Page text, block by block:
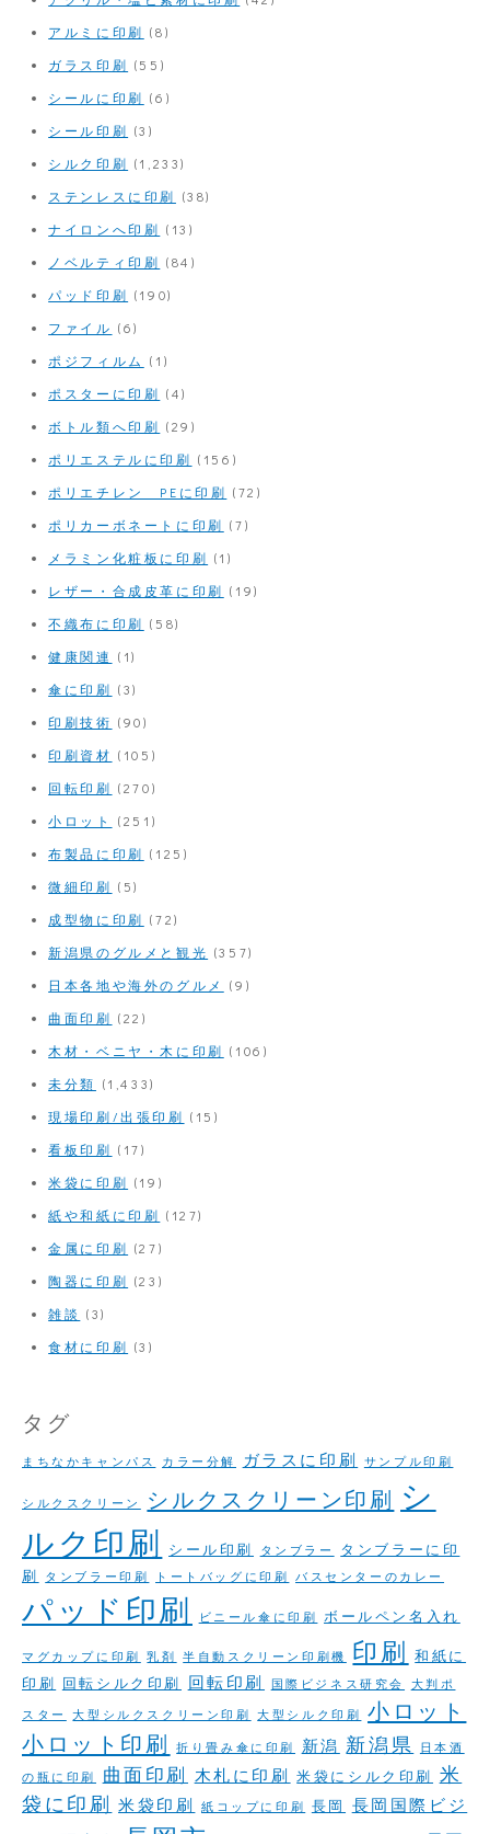
アルミに印刷 (8)
ガラス印刷 (55)
シールに印刷 (6)
シール印刷 (3)
シルク印刷 (1,233)
ステンレスに印刷 (38)
ナイロンへ印刷 (13)
ノベルティ印刷 (84)
パッド印刷 (190)
ファイル (6)
ポジフィルム (1)
ポスターに印刷 (4)
ボトル類へ印刷 (29)
ポリエステルに印刷 (156)
ポリエチレン PEに印刷 (72)
ポリカーボネートに印刷 (7)
メラミン化粧板に印刷 (1)
レザー・合成皮革に印刷 (19)
不織布に印刷 (58)
健康関連 (1)
傘に印刷 (3)
印刷技術 (90)
印刷資材 (105)
回転印刷 (270)
小ロット
(251)
布製品に印刷 (125)
微細印刷 (5)
成型物に印刷 (72)
新潟県のグルメと観光 (357)
日本各地や海外のグルメ
(9)
曲面印刷 (22)
木材・ベニヤ・木に印刷 (106)
未分類 (1,433)
現場印刷/出張印刷 (15)
看板印刷 (17)
米袋に印刷 (19)
紙や和紙に印刷 (127)
金属に印刷 (27)
陶器に印刷 (23)
雑談 (3)
食材に印刷 (3)
タグ
まちなかキャンパス カラー分解 ガラスに印刷 サンプル印刷
シルクスクリーン シルクスクリーン印刷 シ
ルク印刷
シール印刷 タンブラー
タンブラーに印
刷
タンブラー印刷 トートバッグに印刷 バスセンターのカレー
パッド印刷 ビニール傘に印刷 ボールペン名入れ
マグカップに印刷 乳剤 半自動スクリーン印刷機 印刷 和紙に
印刷 回転シルク印刷 回転印刷 国際ビジネス研究会
大判ポ
スター
大型シルクスクリーン印刷 大型シルク印刷
小ロット
小ロット印刷
折り畳み傘に印刷 新潟 新潟県
日本酒
の瓶に印刷
曲面印刷 木札に印刷 米袋にシルク印刷 米
袋に印刷 米袋印刷 紙コップに印刷 長岡
長岡国際ビジ